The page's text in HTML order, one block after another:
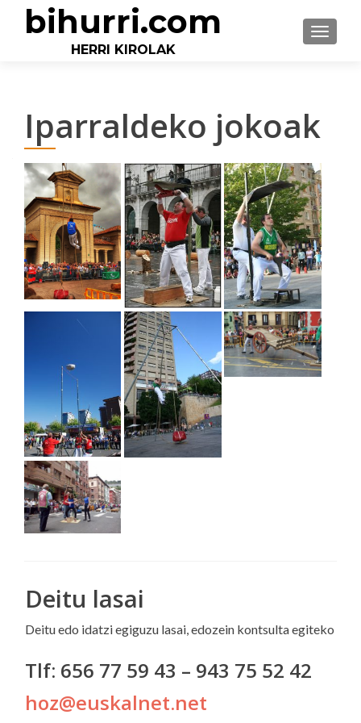
bihurri.com
HERRI KIROLAK
Iparraldeko jokoak
Deitu lasai
Deitu edo idatzi egiguzu lasai, edozein kontsulta egiteko
Tlf: 656 77 59 43 – 943 75 52 42
hoz@euskalnet.net